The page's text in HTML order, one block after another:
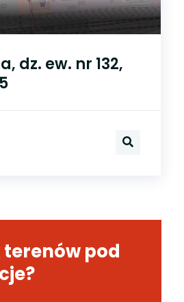
dz. ew. nr 132,
terenów pod